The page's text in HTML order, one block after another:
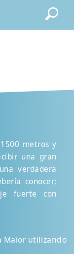
metros y
una gran
verdadera
conocer;
fuerte con
Maior utilizando